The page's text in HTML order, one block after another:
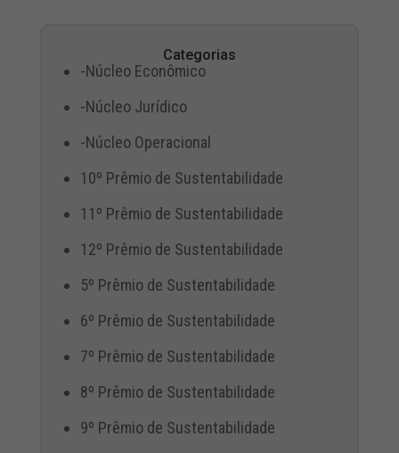
Categorias
-Núcleo Econômico
-Núcleo Jurídico
-Núcleo Operacional
10º Prêmio de Sustentabilidade
11º Prêmio de Sustentabilidade
12º Prêmio de Sustentabilidade
5º Prêmio de Sustentabilidade
6º Prêmio de Sustentabilidade
7º Prêmio de Sustentabilidade
8º Prêmio de Sustentabilidade
9º Prêmio de Sustentabilidade